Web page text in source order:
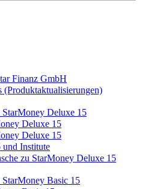
Finanz GmbH
Deluxe 15
Deluxe 15
Deluxe 15
Institute
zu StarMoney Deluxe 15
Basic 15